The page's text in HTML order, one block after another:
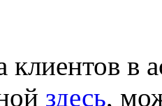
клиентов в
здесь,